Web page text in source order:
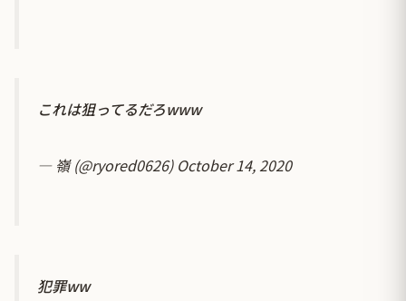
これは狙ってるだろwww
— 嶺 (@ryored0626) October 14, 2020
犯罪ww